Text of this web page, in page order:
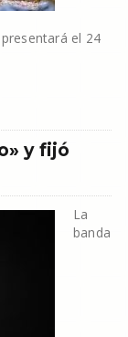
el 24
y fijó
La
banda